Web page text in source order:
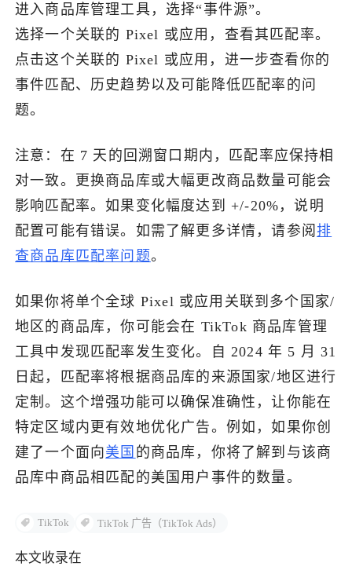
进入商品库管理工具，选择“事件源”。
选择一个关联的 Pixel 或应用，查看其匹配率。
点击这个关联的 Pixel 或应用，进一步查看你的
事件匹配、历史趋势以及可能降低匹配率的问
题。
注意：在 7 天的回溯窗口期内，匹配率应保持相
对一致。更换商品库或大幅更改商品数量可能会
影响匹配率。如果变化幅度达到 +/-20%，说明
配置可能有错误。如需了解更多详情，请参阅 排
查商品库匹配率问题。
如果你将单个全球 Pixel 或应用关联到多个国家/
地区的商品库，你可能会在 TikTok 商品库管理
工具中发现匹配率发生变化。自 2024 年 5 月 31
日起，匹配率将根据商品库的来源国家/地区进行
定制。这个增强功能可以确保准确性，让你能在
特定区域内更有效地优化广告。例如，如果你创
建了一个面向美国 的商品库，你将了解到与该商
品库中商品相匹配的美国用户事件的数量。
TikTok TikTok 广告（TikTok Ads）
本文收录在